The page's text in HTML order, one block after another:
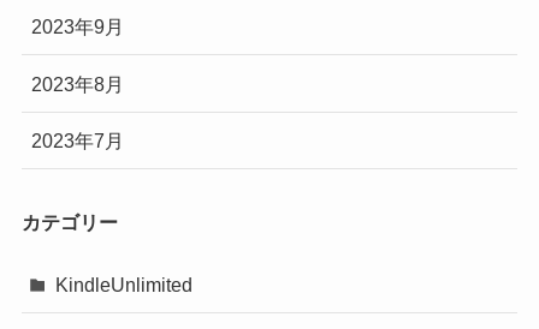
2023年9月
2023年8月
2023年7月
カテゴリー
KindleUnlimited